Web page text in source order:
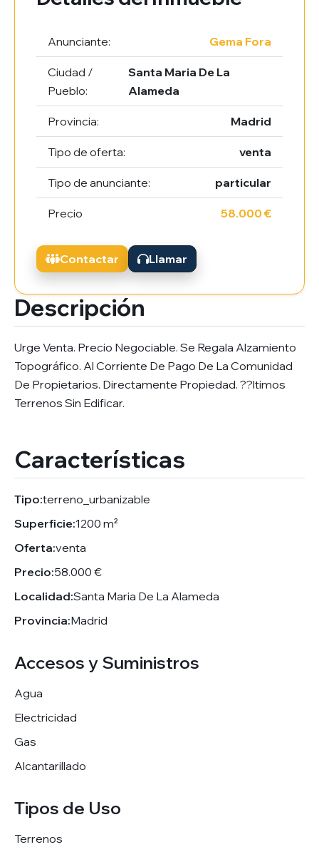
Descripción
Urge Venta. Precio Negociable. Se Regala Alzamiento
Topográfico. Al Corriente De Pago De La Comunidad
De Propietarios. Directamente Propiedad. ??ltimos
Terrenos Sin Edificar.
Características
Tipo:terreno_urbanizable
Superficie:1200 m²
Oferta:venta
Precio:58.000 €
Localidad:Santa Maria De La Alameda
Provincia:Madrid
Accesos y Suministros
Agua
Electricidad
Gas
Alcantarillado
Tipos de Uso
Terrenos
Anunciante: Gema Fora
Ciudad /
Pueblo:
Santa Maria De La
Alameda
Provincia: Madrid
Tipo de oferta: venta
Tipo de anunciante: particular
Precio 58.000 €
Contactar Llamar